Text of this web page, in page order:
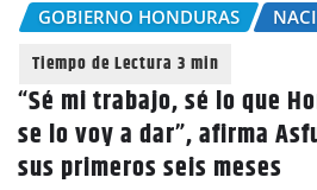
GOBIERNO HONDURAS
“Sé mi trabajo, sé lo que
se lo voy a dar”, afirma
sus primeros seis meses